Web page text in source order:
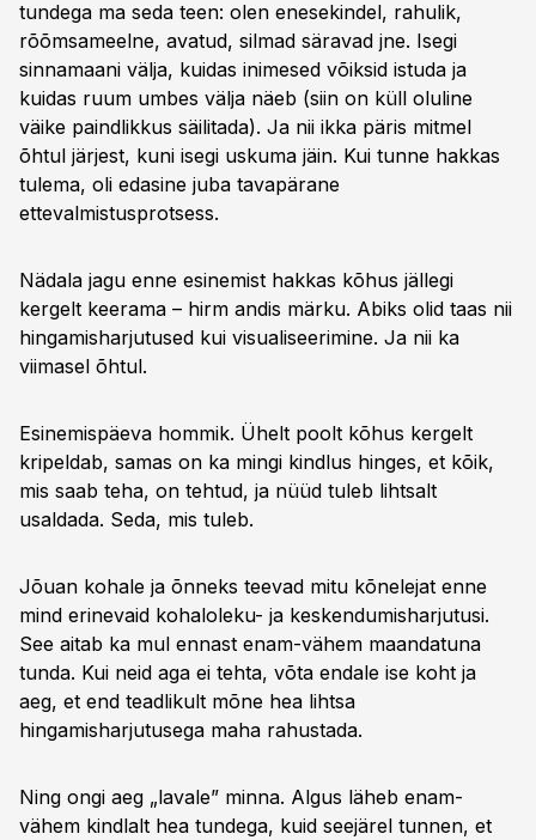
tundega ma seda teen: olen enesekindel, rahulik,
rõõmsameelne, avatud, silmad säravad jne. Isegi
sinnamaani välja, kuidas inimesed võiksid istuda ja
kuidas ruum umbes välja näeb (siin on küll oluline
väike paindlikkus säilitada). Ja nii ikka päris mitmel
õhtul järjest, kuni isegi uskuma jäin. Kui tunne hakkas
tulema, oli edasine juba tavapärane
ettevalmistusprotsess.
Nädala jagu enne esinemist hakkas kõhus jällegi
kergelt keerama – hirm andis märku. Abiks olid taas nii
hingamisharjutused kui visualiseerimine. Ja nii ka
viimasel õhtul.
Esinemispäeva hommik. Ühelt poolt kõhus kergelt
kripeldab, samas on ka mingi kindlus hinges, et kõik,
mis saab teha, on tehtud, ja nüüd tuleb lihtsalt
usaldada. Seda, mis tuleb.
Jõuan kohale ja õnneks teevad mitu kõnelejat enne
mind erinevaid kohaloleku- ja keskendumisharjutusi.
See aitab ka mul ennast enam-vähem maandatuna
tunda. Kui neid aga ei tehta, võta endale ise koht ja
aeg, et end teadlikult mõne hea lihtsa
hingamisharjutusega maha rahustada.
Ning ongi aeg „lavale” minna. Algus läheb enam-
vähem kindlalt hea tundega, kuid seejärel tunnen, et